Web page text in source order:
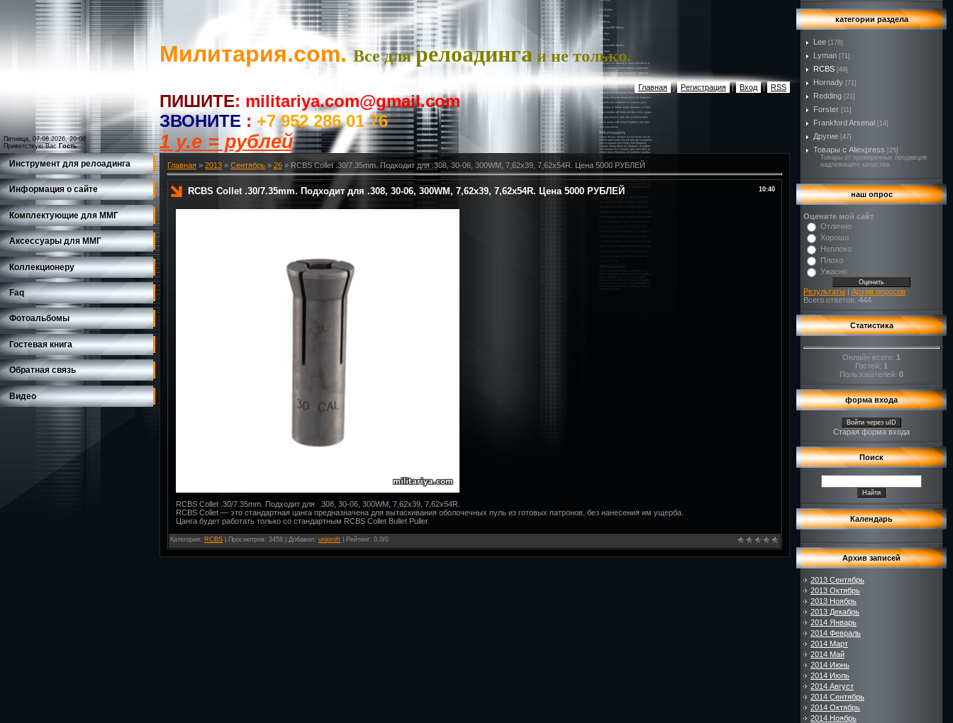
Пятница, 07.08.2026, 20:08
Приветствую Вас Гость
Милитария.com.Все длярелоадинга и не только.
Главная | Регистрация | Вход | RSS
ПИШИТЕ: militariya.com@gmail.com
ЗВОНИТЕ : +7 952 286 01 76
1 у.е = рублей
Инструмент для релоадинга
Информация о сайте
Комплектующие для ММГ
Аксессуары для ММГ
Коллекционеру
Faq
Фотоальбомы
Гостевая книга
Обратная связь
Видео
Главная » 2013 » Сентябрь » 26 » RCBS Collet .30/7.35mm. Подходит для .308, 30-06, 300WM, 7,62x39, 7,62x54R. Цена 5000 РУБЛЕЙ
10:40
RCBS Collet .30/7.35mm. Подходит для .308, 30-06, 300WM, 7,62x39, 7,62x54R. Цена 5000 РУБЛЕЙ
RCBS Collet .30/7.35mm. Подходит для .308, 30-06, 300WM, 7,62x39, 7,62x54R.
RCBS Collet — это стандартная цанга предназначена для вытаскивания оболочечных пуль из готовых патронов, без нанесения им ущерба.
Цанга будет работать только со стандартным RCBS Collet Bullet Puller.
Категория: RCBS Просмотров: 3458 | Добавил: uniproft Рейтинг: 0.0/0
категории раздела
Lee [178]
Lyman [71]
RCBS [49]
Hornady [71]
Redding [21]
Forster [11]
Frankford Arsenal [14]
Другие [47]
Товары с Aliexpress [25]
Товары от проверенных продавцов
надлежащего качества.
наш опрос
Оцените мой сайт
Отлично
Хорошо
Неплохо
Плохо
Ужасно
Результаты | Архив опросов
Всего ответов: 444
Статистика
Онлайн всего: 1
Гостей: 1
Пользователей: 0
форма входа
Войти через uID
Старая форма входа
Поиск
Календарь
Архив записей
2013 Сентябрь
2013 Октябрь
2013 Ноябрь
2013 Декабрь
2014 Январь
2014 Февраль
2014 Март
2014 Май
2014 Июнь
2014 Июль
2014 Август
2014 Сентябрь
2014 Октябрь
2014 Ноябрь